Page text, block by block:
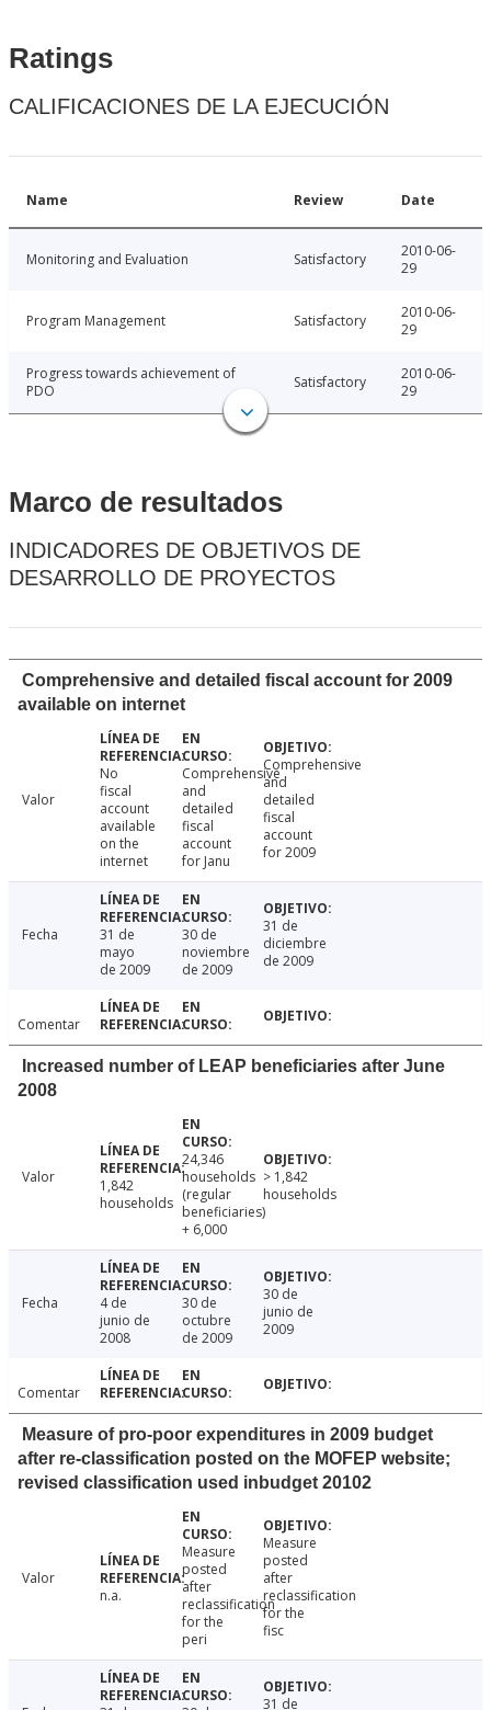
Ratings
CALIFICACIONES DE LA EJECUCIÓN
Name Review Date
Monitoring and Evaluation Satisfactory
2010-06-
29
Program Management Satisfactory
2010-06-
29
Progress towards achievement of
PDO
Satisfactory
2010-06-
29
Marco de resultados
INDICADORES DE OBJETIVOS DE
DESARROLLO DE PROYECTOS
Comprehensive and detailed fiscal account for 2009
available on internet
Valor
No
fiscal
account
available
on the
internet
Comprehensive
and
detailed
fiscal
account
for Janu
Comprehensive
and
detailed
fiscal
account
for 2009
Fecha
31 de
mayo
de 2009
30 de
noviembre
de 2009
31 de
diciembre
de 2009
Comentar
Increased number of LEAP beneficiaries after June
2008
Valor
1,842
households
24,346
households
(regular
beneficiaries)
+ 6,000
> 1,842
households
Fecha
4 de
junio de
2008
30 de
octubre
de 2009
30 de
junio de
2009
Comentar
Measure of pro-poor expenditures in 2009 budget
after re-classification posted on the MOFEP website;
revised classification used inbudget 20102
Valor
n.a.
Measure
posted
after
reclassification
for the
peri
Measure
posted
after
reclassification
for the
fisc
31 de